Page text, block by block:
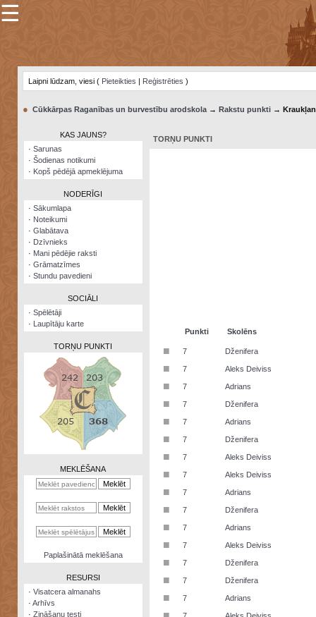
×
Šodienas
notikumi
Visatcera
almanahs
Arhīvs
Zināšanu
kalkulators
Nomētātās
☰
Laipni lūdzam, viesi ( Pieteikties | Reģistrēties )
● Cūkkārpas Raganības un burvestību arodskola→ Rakstu punkti→
KAS JAUNS?
· Sarunas
· Šodienas notikumi
· Kopš pēdējā apmeklējuma
NODERĪGI
· Sākumlapa
· Noteikumi
· Glabātava
· Dzīvnieks
· Mani pēdējie raksti
· Grāmatzīmes
· Stundu pavedieni
SOCIĀLI
· Spēlētāji
· Laupītāju karte
TORŅU PUNKTI
MEKLĒŠANA
Paplašinātā meklēšana
RESURSI
· Visatcera almanahs
· Arhīvs
· Zināšanu testi
TORŅU PUNKTI
Punkti Skolēns
■ 7 Dženifera
■ 7 Aleks Deiviss
■ 7 Adrians
■ 7 Dženifera
■ 7 Adrians
■ 7 Dženifera
■ 7 Aleks Deiviss
■ 7 Aleks Deiviss
■ 7 Adrians
■ 7 Dženifera
■ 7 Adrians
■ 7 Aleks Deiviss
■ 7 Dženifera
■ 7 Dženifera
■ 7 Adrians